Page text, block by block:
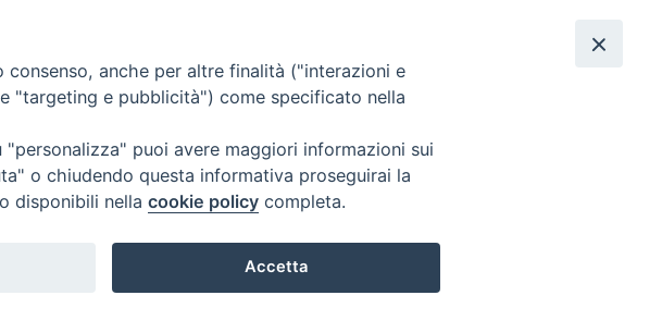
anche per altre finalità ("interazioni e
"targeting e pubblicità") come specificato nella
puoi avere maggiori informazioni sui
o chiudendo questa informativa proseguirai la
disponibili nella cookie policy completa.
Accetta